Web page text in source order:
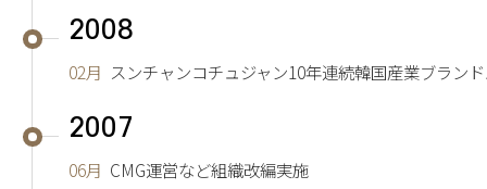
2008
02月 スンチャンコチュジャン10年連続韓国産業ブラン
2007
06月 CMG運営など組織改編実施